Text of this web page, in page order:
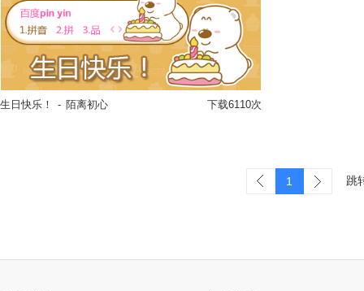
生日快乐！ - 陌离初心 下载6110次
1 跳